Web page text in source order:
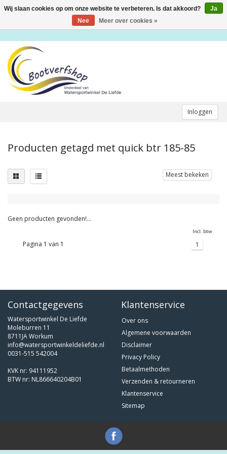
Inloggen
Toggle
Producten getagd met quick btr 185-85
Meest bekeken
Geen producten gevonden!...
Incl. btw
Pagina 1 van 1 1
Contactgegevens
Watersportwinkel De Liefde
Moleburren 11
8711JA Workum
info@watersportwinkeldeliefde.nl
0031-515 542004
KVK nr: 94111952
BTW nr: NL866640204B01
Klantenservice
Over ons
Algemene voorwaarden
Disclaimer
Privacy Policy
Betaalmethoden
Verzenden & retourneren
Klantenservice
Sitemap
Wij slaan cookies op om onze website te verbeteren. Is dat akkoord?
Ja
Nee
Meer over cookies »